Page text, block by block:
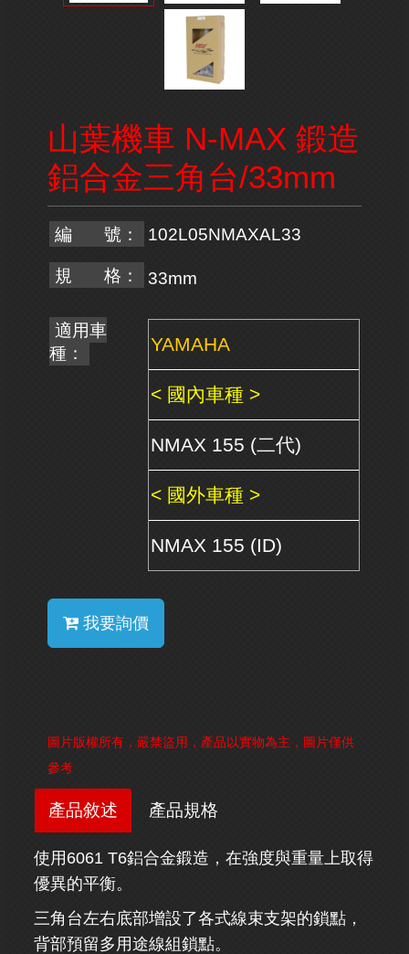
山葉機車 N-MAX 鍛造
鋁合金三角台/33mm
編 號： 102L05NMAXAL33
規 格： 33mm
適用車
種：
YAMAHA
< 國內車種 >
NMAX 155 (二代)
< 國外車種 >
NMAX 155 (ID)
我要詢價
圖片版權所有，嚴禁盜用，產品以實物為主，圖片僅供
參考
產品敘述 產品規格
使用6061 T6鋁合金鍛造，在強度與重量上取得
優異的平衡。
三角台左右底部增設了各式線束支架的鎖點，
背部預留多用途線組鎖點。